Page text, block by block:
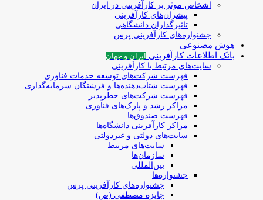
اشخاص موثر بر کارآفرینی در ایران
پیشران‌های کارآفرینی
تاثیرگذاران دانشگاهی
جشنواره‌های کارآفرینی‌ پرس
هوش مصنوعی
بانک اطلاعات کارآفرینی
ایران و جهان
سایت‌های مرتبط با کارآفرینی
فهرست شرکت‌های‌‌ توسعه‌ خدمات فناوری
فهرست شتاب‌دهنده‌ها‌ و فرشتگان‌ سرمایه‌گذاری
فهرست شرکت‌های خطرپذیر
مراکز رشد و پارک‌های فناوری
فهرست صندوق‌ها
مراکز کارآفرینی دانشگاه‌ها
سایت‌های دولتی و غیردولتی
سایت‌های مرتبط
سازمان‌ها
بین‌المللی
جشنواره‌ها
جشنواره‌های کارآفرینی‌ پرس
جایزه مصطفی (ص)